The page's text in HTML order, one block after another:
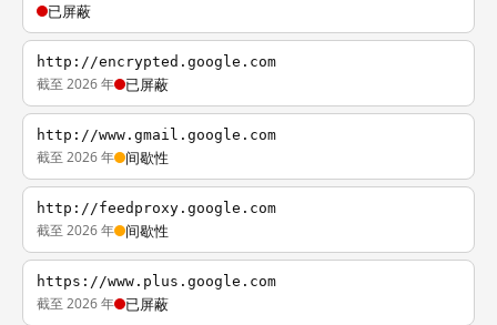
已屏蔽
http://encrypted.google.com
截至 2026 年 已屏蔽
http://www.gmail.google.com
截至 2026 年 间歇性
http://feedproxy.google.com
截至 2026 年 间歇性
https://www.plus.google.com
截至 2026 年 已屏蔽